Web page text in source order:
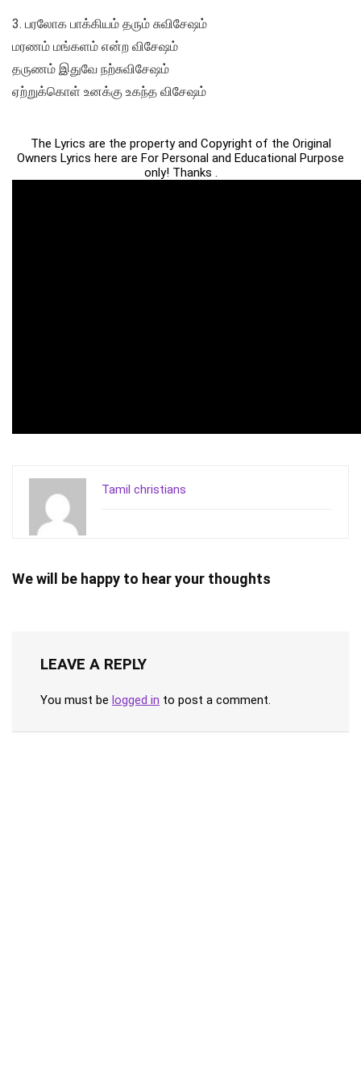
3. பரலோக பாக்கியம் தரும் சுவிசேஷம்
மரணம் மங்களம் என்ற விசேஷம்
தருணம் இதுவே நற்சுவிசேஷம்
ஏற்றுக்கொள் உனக்கு உகந்த விசேஷம்
The Lyrics are the property and Copyright of the Original
Owners Lyrics here are For Personal and Educational Purpose
only! Thanks .
Tamil christians
We will be happy to hear your thoughts
LEAVE A REPLY
You must be logged in to post a comment.